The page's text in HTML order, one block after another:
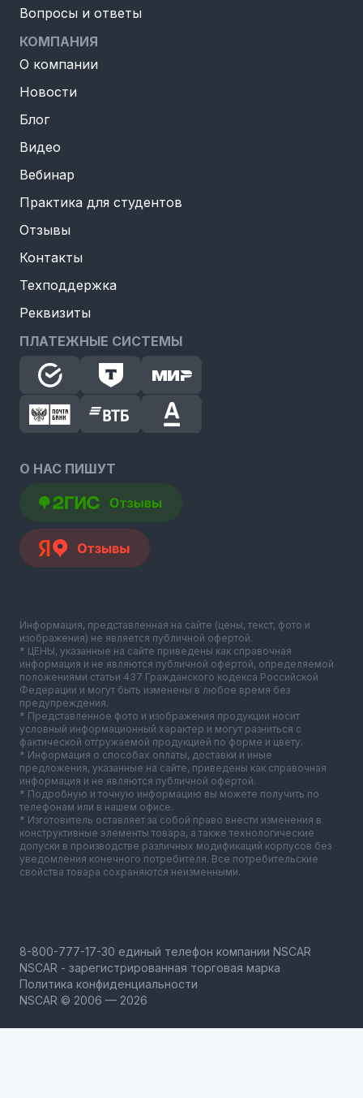
Вопросы и ответы
КОМПАНИЯ
О компании
Новости
Блог
Видео
Вебинар
Практика для студентов
Отзывы
Контакты
Техподдержка
Реквизиты
ПЛАТЕЖНЫЕ СИСТЕМЫ
О НАС ПИШУТ
Информация, представленная на сайте (цены, текст, фото и
изображения) не является публичной офертой.
* ЦЕНЫ, указанные на сайте приведены как справочная
информация и не являются публичной офертой, определяемой
положениями статьи 437 Гражданского кодекса Российской
Федерации и могут быть изменены в любое время без
предупреждения.
* Представленное фото и изображения продукции носит
условный информационный характер и могут разниться с
фактической отгружаемой продукцией по форме и цвету.
* Информация о способах оплаты, доставки и иные
предложения, указанные на сайте, приведены как справочная
информация и не являются публичной офертой.
* Подробную и точную информацию вы можете получить по
телефонам или в нашем офисе.
* Изготовитель оставляет за собой право внести изменения в
конструктивные элементы товара, а также технологические
допуски в производстве различных модификаций корпусов без
уведомления конечного потребителя. Все потребительские
свойства товара сохраняются неизменными.
NSCAR - зарегистрированная торговая марка
Политика конфиденциальности
NSCAR © 2006 — 2026